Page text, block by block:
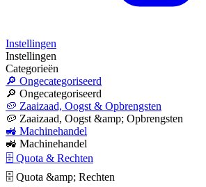
Instellingen
Instellingen
Categorieën
🔎 Ongecategoriseerd
🔎 Ongecategoriseerd
🥔 Zaaizaad, Oogst & Opbrengsten
🥔 Zaaizaad, Oogst &amp; Opbrengsten
🚜 Machinehandel
🚜 Machinehandel
🗄 Quota & Rechten
🗄 Quota &amp; Rechten